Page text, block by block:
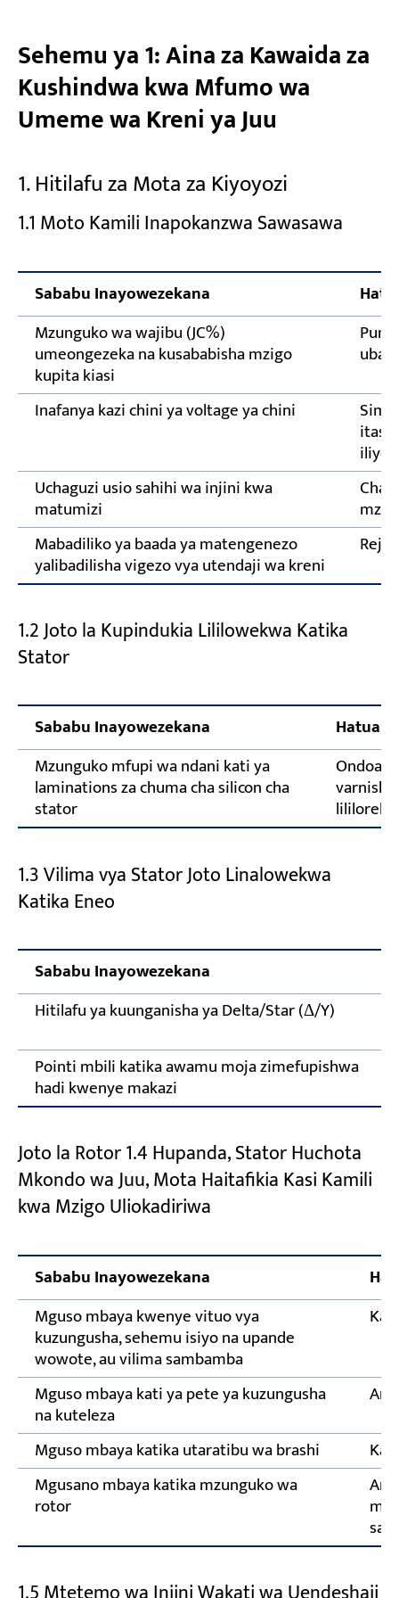
Kagua Miunganisho ya Umeme Mara kwa
Mara
Joto la Kifuatiliaji cha Mota
Swichi za Kikomo cha Jaribio na Vifaa vya
Usalama
Unahitaji Usaidizi wa Wataalamu kwa
Kushindwa kwa Mfumo wa Umeme wa Kreni
ya Juu?
Sehemu ya 1: Aina za Kawaida za
Kushindwa kwa Mfumo wa
Umeme wa Kreni ya Juu
1. Hitilafu za Mota za Kiyoyozi
1.1 Moto Kamili Inapokanzwa Sawasawa
Sababu Inayowezekana
Mzunguko wa wajibu (JC%)
umeongezeka na kusababisha mzigo
kupita kiasi
Inafanya kazi chini ya voltage ya chini
Uchaguzi usio sahihi wa injini kwa
matumizi
Mabadiliko ya baada ya matengenezo
yalibadilisha vigezo vya utendaji wa kreni
1.2 Joto la Kupindukia Lililowekwa Katika
Stator
Sababu Inayowezekana
Hatua
Mzunguko mfupi wa ndani kati ya
laminations za chuma cha silicon cha
stator
Ondoa
varnish
1.3 Vilima vya Stator Joto Linalowekwa
Katika Eneo
Sababu Inayowezekana
Hitilafu ya kuunganisha ya Delta/Star (Δ/Y)
Pointi mbili katika awamu moja zimefupishwa
hadi kwenye makazi
Joto la Rotor 1.4 Hupanda, Stator Huchota
Mkondo wa Juu, Mota Haitafikia Kasi Kamili
kwa Mzigo Uliokadiriwa
Sababu Inayowezekana
Mguso mbaya kwenye vituo vya
kuzungusha, sehemu isiyo na upande
wowote, au vilima sambamba
Mguso mbaya kati ya pete ya kuzungusha
na kuteleza
Mguso mbaya katika utaratibu wa brashi
Mgusano mbaya katika mzunguko wa
rotor